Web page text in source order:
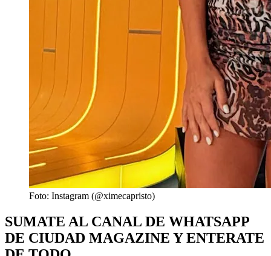
Foto: Instagram (@ximecapristo)
SUMATE AL CANAL DE WHATSAPP
DE CIUDAD MAGAZINE Y ENTERATE